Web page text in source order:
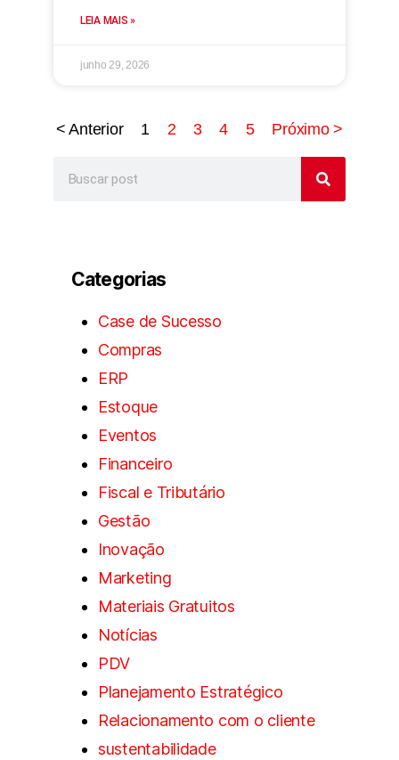
LEIA MAIS »
junho 29, 2026
< Anterior 1 2 3 4 5 Próximo >
Categorias
Case de Sucesso
Compras
ERP
Estoque
Eventos
Financeiro
Fiscal e Tributário
Gestão
Inovação
Marketing
Materiais Gratuitos
Notícias
PDV
Planejamento Estratégico
Relacionamento com o cliente
sustentabilidade